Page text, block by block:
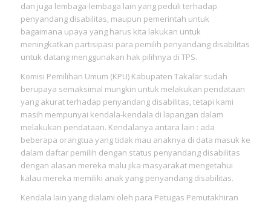
dan juga lembaga-lembaga lain yang peduli terhadap
penyandang disabilitas, maupun pemerintah untuk
bagaimana upaya yang harus kita lakukan untuk
meningkatkan partisipasi para pemilih penyandang disabilitas
untuk datang menggunakan hak pilihnya di TPS.
Komisi Pemilihan Umum (KPU) Kabupaten Takalar sudah
berupaya semaksimal mungkin untuk melakukan pendataan
yang akurat terhadap penyandang disabilitas, tetapi kami
masih mempunyai kendala-kendala di lapangan dalam
melakukan pendataan. Kendalanya antara lain : ada
beberapa orangtua yang tidak mau anaknya di data masuk ke
dalam daftar pemilih dengan status penyandang disabilitas
dengan alasan mereka malu jika masyarakat mengetahui
kalau mereka memiliki anak yang penyandang disabilitas.
Kendala lain yang dialami oleh para Petugas Pemutakhiran